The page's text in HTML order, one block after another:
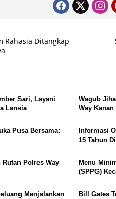
Rahasia Ditangkap
Sari, Layani
Lansia
Wagub
Way Kanan
Pusa Bersama:
Informasi
15 Tahun
Rutan Polres Way
Menu
(SPPG)
Menjalankan
Bill Gates